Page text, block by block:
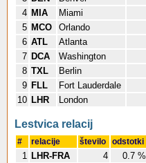
4 MIA Miami
5 MCO Orlando
6 ATL Atlanta
7 DCA Washington
8 TXL Berlin
9 FLL Fort Lauderdale
10 LHR London
Lestvica relacij
# relacije število odstotki
1 LHR-FRA 4
0.7 %